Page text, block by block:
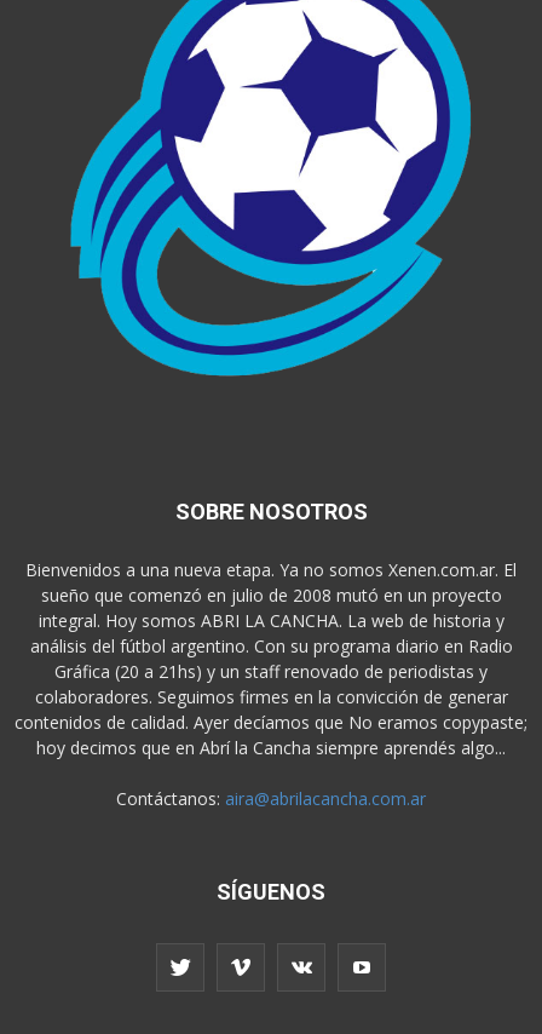
SOBRE NOSOTROS
Bienvenidos a una nueva etapa. Ya no somos Xenen.com.ar. El
sueño que comenzó en julio de 2008 mutó en un proyecto
integral. Hoy somos ABRI LA CANCHA. La web de historia y
análisis del fútbol argentino. Con su programa diario en Radio
Gráfica (20 a 21hs) y un staff renovado de periodistas y
colaboradores. Seguimos firmes en la convicción de generar
contenidos de calidad. Ayer decíamos que No eramos copypaste;
hoy decimos que en Abrí la Cancha siempre aprendés algo...
Contáctanos: aira@abrilacancha.com.ar
SÍGUENOS